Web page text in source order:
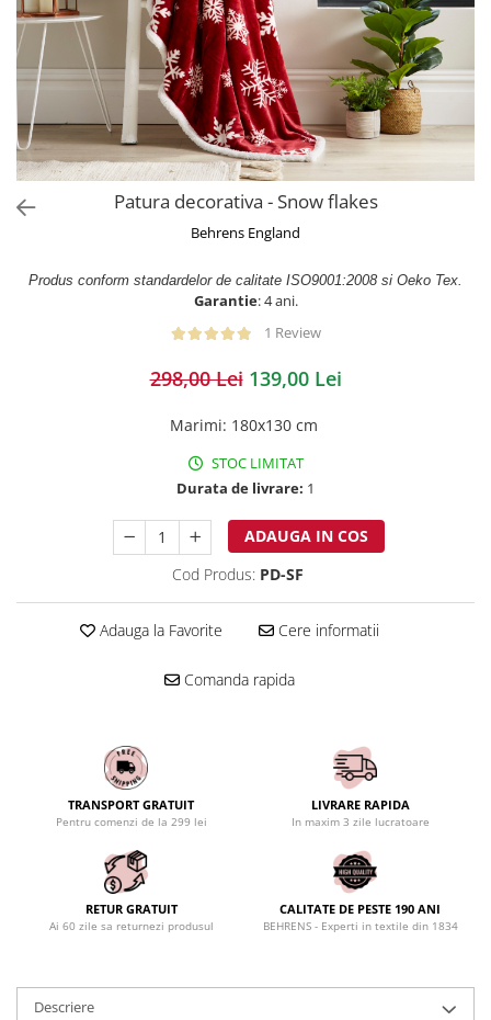
Patura decorativa - Snow flakes
Behrens England
Produs conform standardelor de calitate ISO9001:2008 si Oeko Tex.
Garantie: 4 ani.
1 Review
298,00 Lei 139,00 Lei
Marimi: 180x130 cm
STOC LIMITAT
Durata de livrare: 1
ADAUGA IN COS
Cod Produs: PD-SF
Adauga la Favorite Cere informatii
Comanda rapida
TRANSPORT GRATUIT
Pentru comenzi de la 299 lei
LIVRARE RAPIDA
In maxim 3 zile lucratoare
RETUR GRATUIT
Ai 60 zile sa returnezi produsul
CALITATE DE PESTE 190 ANI
BEHRENS - Experti in textile din 1834
Descriere